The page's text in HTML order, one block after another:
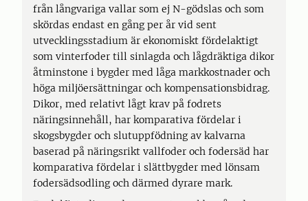
från långvariga vallar som ej N-gödslas och som
skördas endast en gång per år vid sent
utvecklingsstadium är ekonomiskt fördelaktigt
som vinterfoder till sinlagda och lågdräktiga dikor
åtminstone i bygder med låga markkostnader och
höga miljöersättningar och kompensationsbidrag.
Dikor, med relativt lågt krav på fodrets
näringsinnehåll, har komparativa fördelar i
skogsbygder och slutuppfödning av kalvarna
baserad på näringsrikt vallfoder och fodersäd har
komparativa fördelar i slättbygder med lönsam
fodersädsodling och därmed dyrare mark.